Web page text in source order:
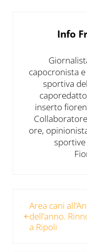
Info
capocronista
sportiva
inserto
ore,
Area cani
dell’anno.
a Ripoli